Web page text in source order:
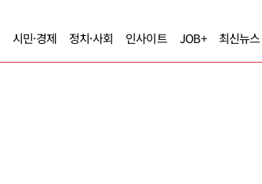
시민·경제 정치·사회 인사이트 JOB+ 최신뉴스